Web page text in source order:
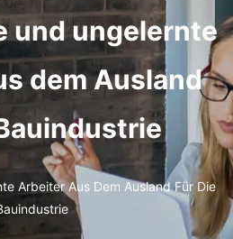
und ungelernte
dem Ausland
Arbeiter Aus Dem Ausland Für Die